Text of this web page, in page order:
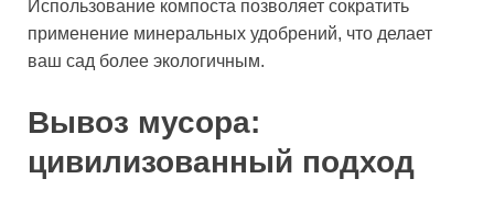
Использование компоста позволяет сократить
применение минеральных удобрений, что делает
ваш сад более экологичным.
Вывоз мусора:
цивилизованный подход